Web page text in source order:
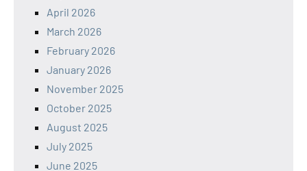
April 2026
March 2026
February 2026
January 2026
November 2025
October 2025
August 2025
July 2025
June 2025